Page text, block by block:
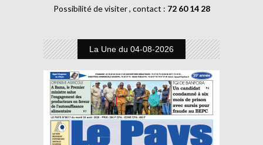
Possibilité de visiter , contact : 72 60 14 28
La Une du 04-08-2026